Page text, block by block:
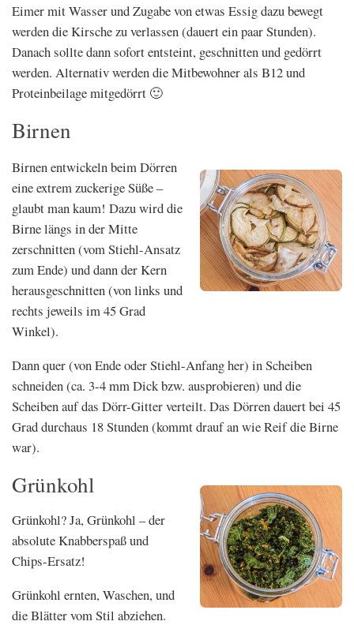
Eimer mit Wasser und Zugabe von etwas Essig dazu bewegt
werden die Kirsche zu verlassen (dauert ein paar Stunden).
Danach sollte dann sofort entsteint, geschnitten und gedörrt
werden. Alternativ werden die Mitbewohner als B12 und
Proteinbeilage mitgedörrt 🙂
Birnen
Birnen entwickeln beim Dörren
eine extrem zuckerige Süße –
glaubt man kaum! Dazu wird die
Birne längs in der Mitte
zerschnitten (vom Stiehl-Ansatz
zum Ende) und dann der Kern
herausgeschnitten (von links und
rechts jeweils im 45 Grad
Winkel).
Dann quer (von Ende oder Stiehl-Anfang her) in Scheiben
schneiden (ca. 3-4 mm Dick bzw. ausprobieren) und die
Scheiben auf das Dörr-Gitter verteilt. Das Dörren dauert bei 45
Grad durchaus 18 Stunden (kommt drauf an wie Reif die Birne
war).
Grünkohl
Grünkohl? Ja, Grünkohl – der
absolute Knabberspaß und
Chips-Ersatz!
Grünkohl ernten, Waschen, und
die Blätter vom Stil abziehen.